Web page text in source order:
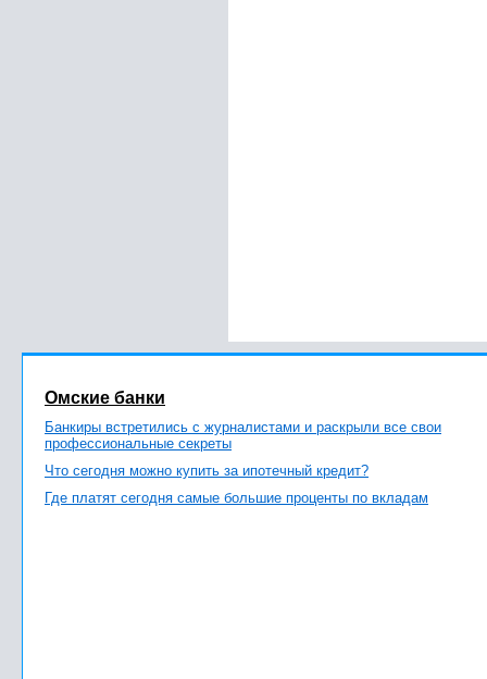
Омские банки
Банкиры встретились с журналистами и раскрыли все свои
профессиональные секреты
Что сегодня можно купить за ипотечный кредит?
Где платят сегодня самые большие проценты по вкладам